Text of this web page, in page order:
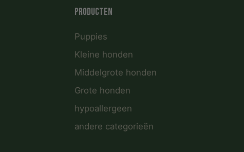
Producten
Puppies
Kleine honden
Middelgrote honden
Grote honden
hypoallergeen
andere categorieën